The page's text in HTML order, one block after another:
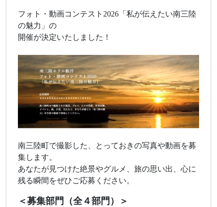
フォト・動画コンテスト2026「私が伝えたい南三陸
の魅力」の
開催が決定いたしました！
南三陸町で撮影した、とっておきの写真や動画を募
集します。
あなたが見つけた絶景やグルメ、旅の思い出、心に
残る瞬間をぜひご応募ください。
＜募集部門（全４部門）＞